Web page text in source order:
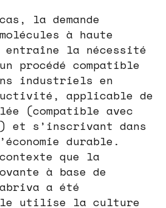
la demande
à haute
entraîne la nécessité
procédé compatible
industriels en
applicable de
(compatible avec
et s’inscrivant dans
durable.
que la
à base de
a été
utilise la culture